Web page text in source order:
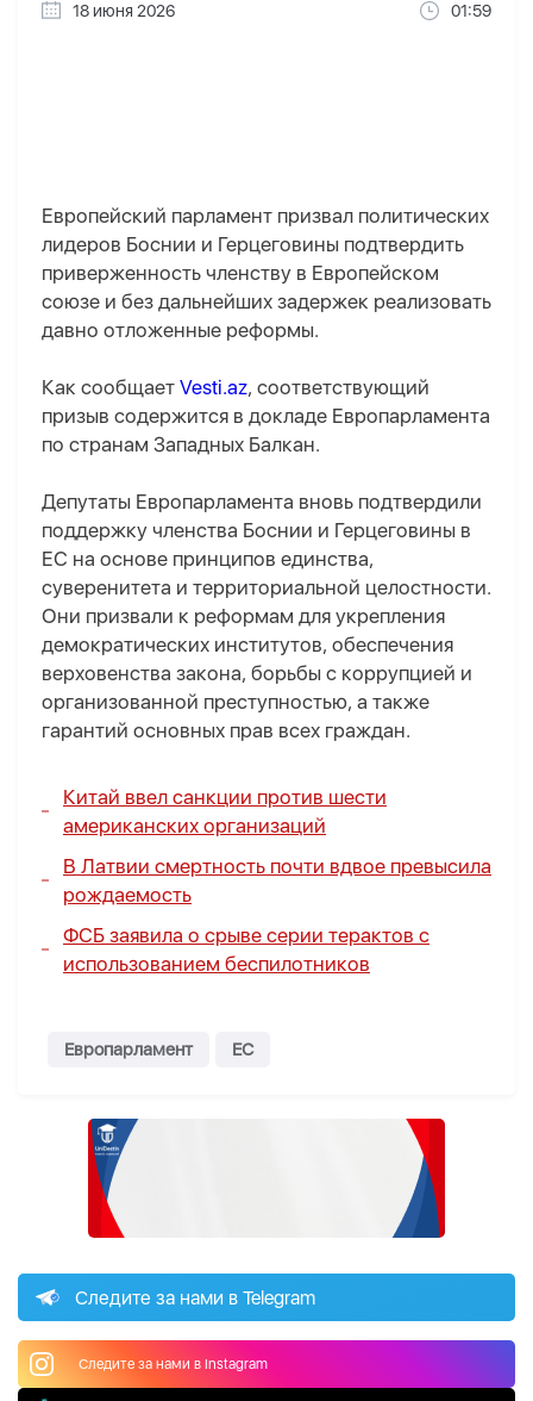
18 июня 2026 01:59
Европейский парламент призвал политических
лидеров Боснии и Герцеговины подтвердить
приверженность членству в Европейском
союзе и без дальнейших задержек реализовать
давно отложенные реформы.
Как сообщает Vesti.az, соответствующий
призыв содержится в докладе Европарламента
по странам Западных Балкан.
Депутаты Европарламента вновь подтвердили
поддержку членства Боснии и Герцеговины в
ЕС на основе принципов единства,
суверенитета и территориальной целостности.
Они призвали к реформам для укрепления
демократических институтов, обеспечения
верховенства закона, борьбы с коррупцией и
организованной преступностью, а также
гарантий основных прав всех граждан.
Китай ввел санкции против шести
американских организаций
В Латвии смертность почти вдвое превысила
рождаемость
ФСБ заявила о срыве серии терактов с
использованием беспилотников
Европарламент ЕС
Следите за нами в Telegram
Следите за нами в Instagram